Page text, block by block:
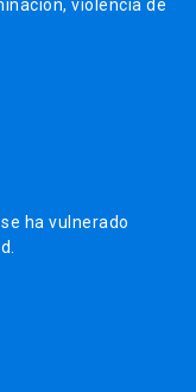
violencia de
ha vulnerado